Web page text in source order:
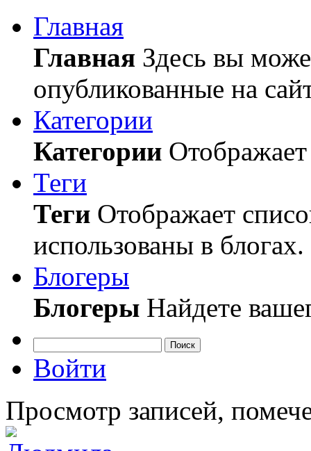
Главная
Главная Здесь вы
опубликованные на
Категории
Категории
Теги
Теги Отображает
использованы в блогах.
Блогеры
Блогеры Найдете
Поиск
Войти
Просмотр записей,